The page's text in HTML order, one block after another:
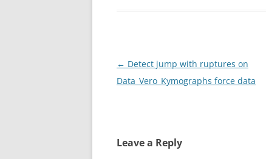
Post
navigation
← Detect jump with ruptures on
Data_Vero_Kymographs force data
Leave a Reply